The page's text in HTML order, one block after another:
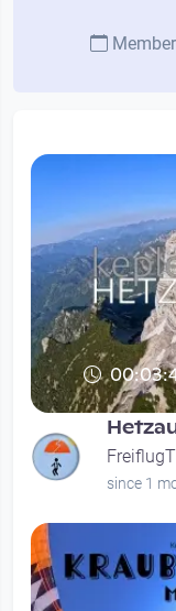
since 1